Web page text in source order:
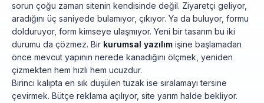
sorun çoğu zaman sitenin kendisinde değil. Ziyaretçi geliyor,
aradığını üç saniyede bulamıyor, çıkıyor. Ya da buluyor, formu
dolduruyor, form kimseye ulaşmıyor. Yeni bir tasarım bu iki
durumu da çözmez. Bir kurumsal yazılım işine başlamadan
önce mevcut yapının nerede kanadığını ölçmek, yeniden
çizmekten hem hızlı hem ucuzdur.
Birinci kalıpta en sık düşülen tuzak ise sıralamayı tersine
çevirmek. Bütçe reklama açılıyor, site yarım halde bekliyor.